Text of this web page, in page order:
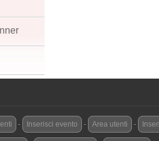
- Inserisci evento - Area utenti -